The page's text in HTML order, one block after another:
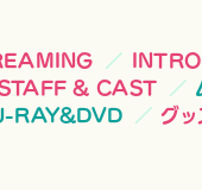
& CAST
RAY&DVD グッ